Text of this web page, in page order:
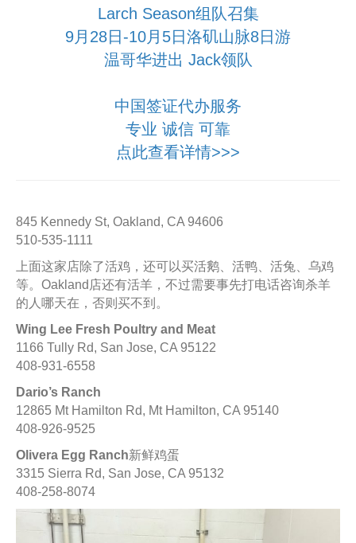
Larch Season组队召集
9月28日-10月5日洛矶山脉8日游
温哥华进出 Jack领队
中国签证代办服务
专业 诚信 可靠
点此查看详情>>>
845 Kennedy St, Oakland, CA 94606
510-535-1111
上面这家店除了活鸡，还可以买活鹅、活鸭、活兔、乌鸡
等。Oakland店还有活羊，不过需要事先打电话咨询杀羊
的人哪天在，否则买不到。
Wing Lee Fresh Poultry and Meat
1166 Tully Rd, San Jose, CA 95122
408-931-6558
Dario’s Ranch
12865 Mt Hamilton Rd, Mt Hamilton, CA 95140
408-926-9525
Olivera Egg Ranch新鲜鸡蛋
3315 Sierra Rd, San Jose, CA 95132
408-258-8074